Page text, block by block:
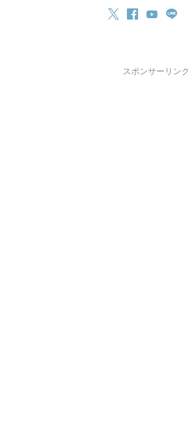
スポンサーリンク